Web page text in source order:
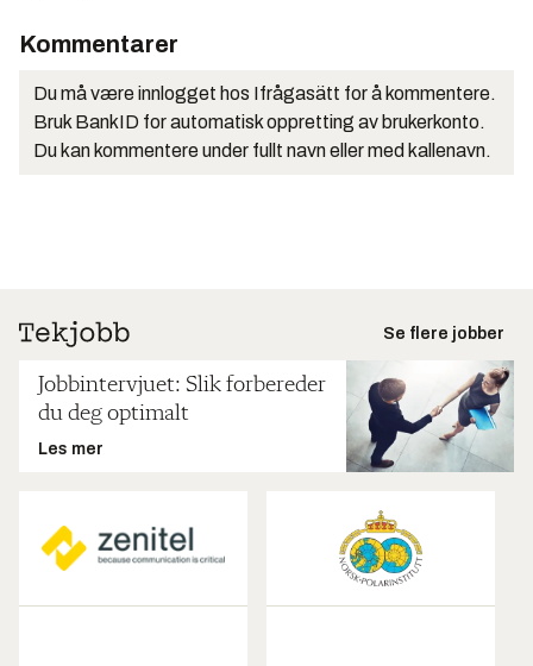
Kommentarer
Du må være innlogget hos Ifrågasätt for å kommentere.
Bruk BankID for automatisk oppretting av brukerkonto.
Du kan kommentere under fullt navn eller med kallenavn.
Se flere jobber
Jobbintervjuet: Slik forbereder
du deg optimalt
Les mer